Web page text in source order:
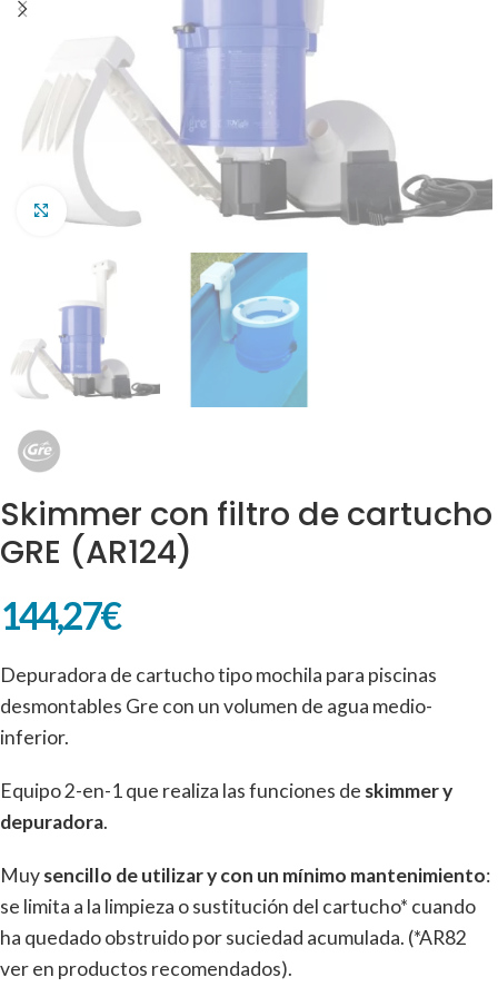
Clic para ampliar
Skimmer con filtro de cartucho
GRE (AR124)
144,27€
Depuradora de cartucho tipo mochila para piscinas
desmontables Gre con un volumen de agua medio-
inferior.
Equipo 2-en-1 que realiza las funciones de skimmer y
depuradora.
Muysencillo de utilizar y con un mínimo mantenimiento:
se limita a la limpieza o sustitución del cartucho* cuando
ha quedado obstruido por suciedad acumulada. (*AR82
ver en productos recomendados).